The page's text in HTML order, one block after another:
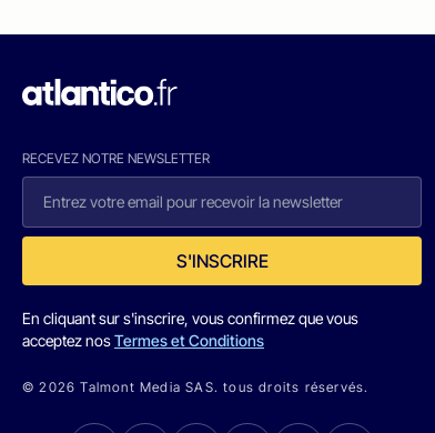
RECEVEZ NOTRE NEWSLETTER
S'INSCRIRE
En cliquant sur s'inscrire, vous confirmez que vous
acceptez nosTermes et Conditions
© 2026 Talmont Media SAS. tous droits réservés.